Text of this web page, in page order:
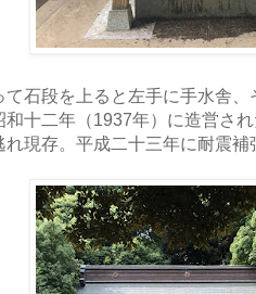
て石段を上ると左手に手水舎
和十二年（1937年）に造営さ
れ現存。平成二十三年に耐震補